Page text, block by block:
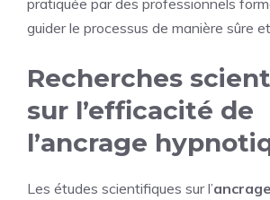
pratiquée par des professionnels
guider le processus de manière sûre
Recherches
sur l’efficacité de
l’ancrage
Les études scientifiques sur l’